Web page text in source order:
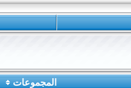
المجموعات